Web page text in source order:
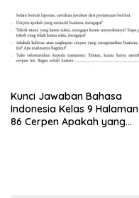
Kunci Jawaban Bahasa
Indonesia Kelas 9 Halaman
86 Cerpen Apakah yang